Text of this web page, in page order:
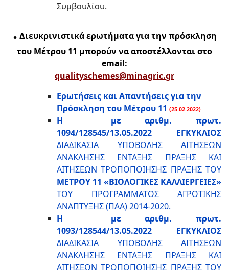
Συμβουλίου.
. Διευκρινιστικά ερωτήματα για την πρόσκληση
του Μέτρου 11 μπορούν να αποστέλλονται στο
email:
qualityschemes@minagric.gr
Ερωτήσεις και Απαντήσεις για την
Πρόσκληση του Μέτρου 11 (25.02.2022)
Η με αριθμ. πρωτ.
1094/128545/13.05.2022 ΕΓΚΥΚΛΙΟΣ
ΔΙΑΔΙΚΑΣΙΑ ΥΠΟΒΟΛΗΣ ΑΙΤΗΣΕΩΝ
ΑΝΑΚΛΗΣΗΣ ΕΝΤΑΞΗΣ ΠΡΑΞΗΣ ΚΑΙ
ΑΙΤΗΣΕΩΝ ΤΡΟΠΟΠΟΙΗΣΗΣ ΠΡΑΞΗΣ ΤΟΥ
ΜΕΤΡΟΥ 11 «ΒΙΟΛΟΓΙΚΕΣ ΚΑΛΛΙΕΡΓΕΙΕΣ»
ΤΟΥ ΠΡΟΓΡΑΜΜΑΤΟΣ ΑΓΡΟΤΙΚΗΣ
ΑΝΑΠΤΥΞΗΣ (ΠΑΑ) 2014-2020.
Η με αριθμ. πρωτ.
1093/128544/13.05.2022 ΕΓΚΥΚΛΙΟΣ
ΔΙΑΔΙΚΑΣΙΑ ΥΠΟΒΟΛΗΣ ΑΙΤΗΣΕΩΝ
ΑΝΑΚΛΗΣΗΣ ΕΝΤΑΞΗΣ ΠΡΑΞΗΣ ΚΑΙ
ΑΙΤΗΣΕΩΝ ΤΡΟΠΟΠΟΙΗΣΗΣ ΠΡΑΞΗΣ ΤΟΥ